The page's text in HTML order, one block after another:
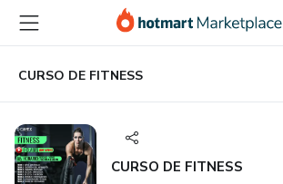
principal
página
de
página
CURSO DE FITNESS
CURSO DE FITNESS